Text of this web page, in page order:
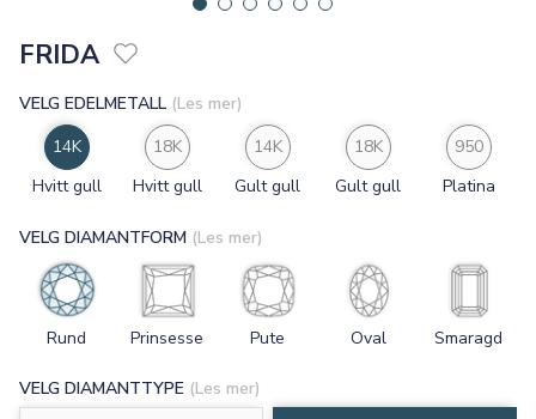
FRIDA
VELG DIAMANTTYPE (Les mer)
VELG EDELMETALL (Les mer)
14K
Hvitt gull
18K
Hvitt gull
14K
Gult gull
18K
Gult gull
950
Platina
VELG DIAMANTFORM (Les mer)
Rund Prinsesse Pute Oval Smaragd